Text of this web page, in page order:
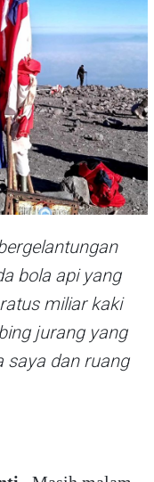
bola api yang
miliar kaki
jurang yang
saya dan ruang